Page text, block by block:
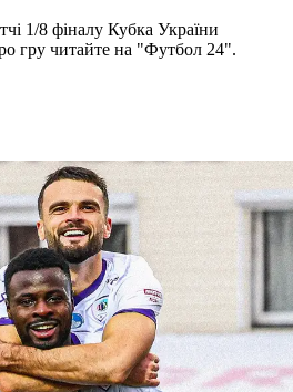
1/8 фіналу Кубка України
гру читайте на "Футбол 24".